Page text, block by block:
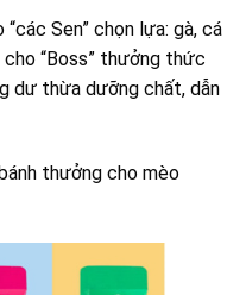
Sen” chọn lựa: gà, cá
cho “Boss” thưởng thức
dư thừa dưỡng chất, dẫn
thưởng cho mèo